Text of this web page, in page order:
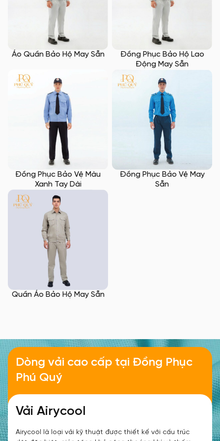
Áo Quần Bảo Hộ May Sẵn
Đồng Phục Bảo Hộ Lao
Động May Sẵn
Đồng Phục Bảo Vệ Màu
Xanh Tay Dài
Đồng Phục Bảo Vệ May
Sẵn
Quần Áo Bảo Hộ May Sẵn
vải cao cấp tạiĐồng Phục
Quý
cá sấu USA
cá sấu USA là một loại vải thun cao cấp, có bề mặt